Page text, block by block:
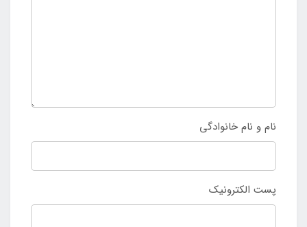
نام و نام خانوادگی
پست الکترونیک